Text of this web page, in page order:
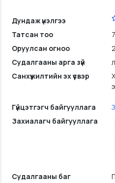
Дундаж үнэлгээ
Татсан тоо
Оруулсан огноо
Судалгааны арга зүй
Санхүүжилтийн эх үүсвэр
Гүйцэтгэгч байгууллага
Захиалагч байгууллага
Судалгааны баг